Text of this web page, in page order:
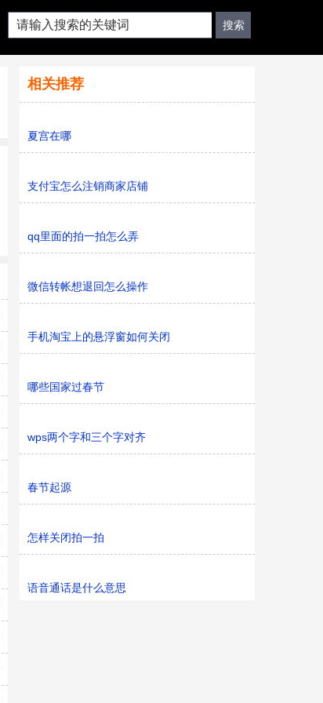
相关推荐
夏宫在哪
支付宝怎么注销商家店铺
qq里面的拍一拍怎么弄
微信转帐想退回怎么操作
手机淘宝上的悬浮窗如何关闭
哪些国家过春节
wps两个字和三个字对齐
春节起源
怎样关闭拍一拍
语音通话是什么意思